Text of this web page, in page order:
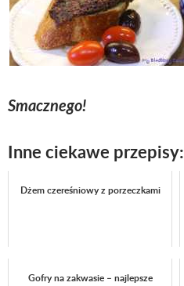
Smacznego!
Inne ciekawe przepisy:
Dżem czereśniowy z porzeczkami
Gofry na zakwasie – najlepsze